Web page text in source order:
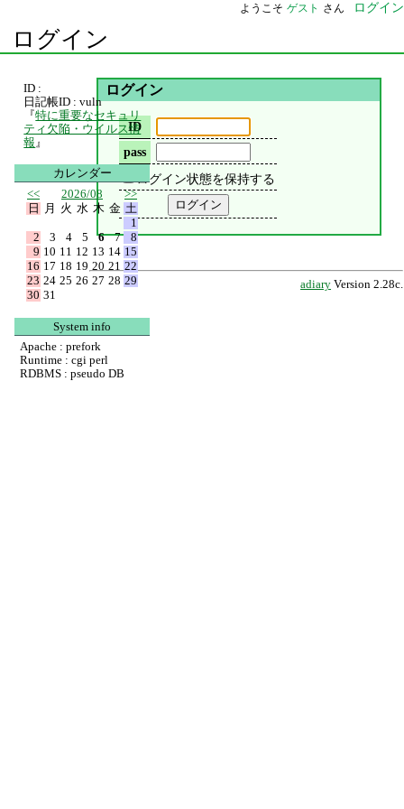
ようこそ ゲスト さん ログイン
ログイン
ログイン
ID
pass
ログイン状態を保持する
adiary Version 2.28c.
ID :
日記帳ID : vuln
『特に重要なセキュリ
ティ欠陥・ウイルス情
報 』
カレンダー
<<
2026/08
>>
日
月 火 水 木 金 土
1
2
3 4 5 6 7
8
9 10 11 12 13 14 15
16 17 18 19 20 21 22
23 24 25 26 27 28 29
30 31
System info
Apache : prefork
Runtime : cgi perl
RDBMS : pseudo DB